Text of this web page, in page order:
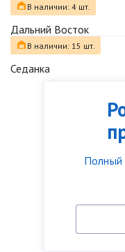
Полный
В наличии: 4 шт.
Дальний Восток
В наличии: 15 шт.
Седанка